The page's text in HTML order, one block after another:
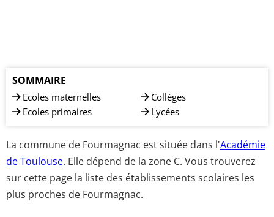
SOMMAIRE
Ecoles maternelles
Ecoles primaires
Collèges
Lycées
La commune de Fourmagnac est située dans l'Académie
de Toulouse. Elle dépend de la zone C. Vous trouverez
sur cette page la liste des établissements scolaires les
plus proches de Fourmagnac.